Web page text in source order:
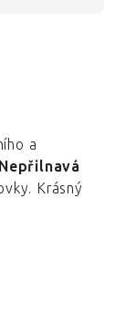
a
Nepřilnavá
Krásný